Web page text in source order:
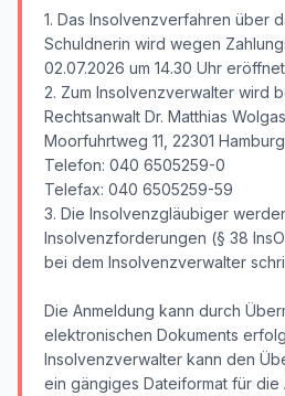
1. Das Insolvenzverfahren über
Schuldnerin wird wegen
02.07.2026 um 14.30 Uhr
2. Zum Insolvenzverwalter wird
Rechtsanwalt Dr. Matthias
Moorfuhrtweg 11, 22301 Hamburg
Telefon: 040 6505259-0
Telefax: 040 6505259-59
3. Die Insolvenzgläubiger
Insolvenzforderungen (§ 38
bei dem Insolvenzverwalter
Die Anmeldung kann durch
elektronischen Dokuments
Insolvenzverwalter kann den
ein gängiges Dateiformat für die